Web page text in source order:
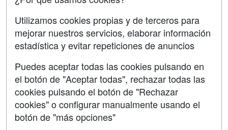
Copyleft
Grupo formazion:
Utilizamos cookies propias y de terceros para
mejorar nuestros servicios, elaborar información
estadística y evitar repeticiones de anuncios
Puedes aceptar todas las cookies pulsando en
el botón de "Aceptar todas", rechazar todas las
cookies pulsando el botón de "Rechazar
cookies" o configurar manualmente usando el
botón de "más opciones"